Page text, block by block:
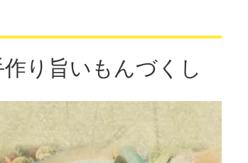
り旨いもんづくし